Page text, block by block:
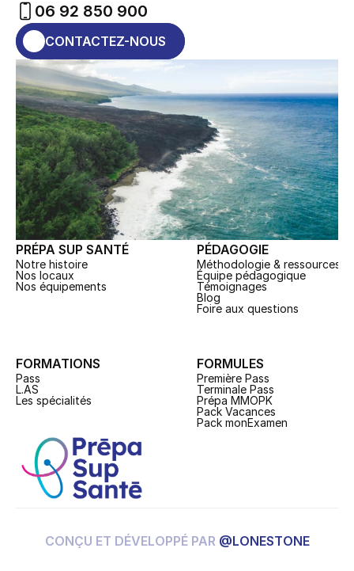
06 92 850 900
CONTACTEZ-NOUS
PRÉPA SUP SANTÉ
Notre histoire
Nos locaux
Nos équipements
PÉDAGOGIE
Méthodologie & ressources
Équipe pédagogique
Témoignages
Blog
Foire aux questions
FORMATIONS
Pass
L.AS
Les spécialités
FORMULES
Première Pass
Terminale Pass
Prépa MMOPK
Pack Vacances
Pack monExamen
CONÇU ET DÉVELOPPÉ PAR @LONESTONE